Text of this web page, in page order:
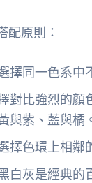
配原則：
擇同一色系中
對比強烈的顏
與紫、藍與橘
擇色環上相鄰
白灰是經典的